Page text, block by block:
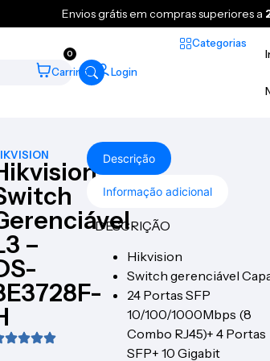
Envios grátis em compras superiores a
0
Carrinho Login
Categorias
–
Descrição
Informação adicional
DESCRIÇÃO
Hikvision
Switch gerenciável
24 Portas SFP
10/100/1000Mbps (8
Combo RJ45)+ 4 Portas
SFP+ 10 Gigabit